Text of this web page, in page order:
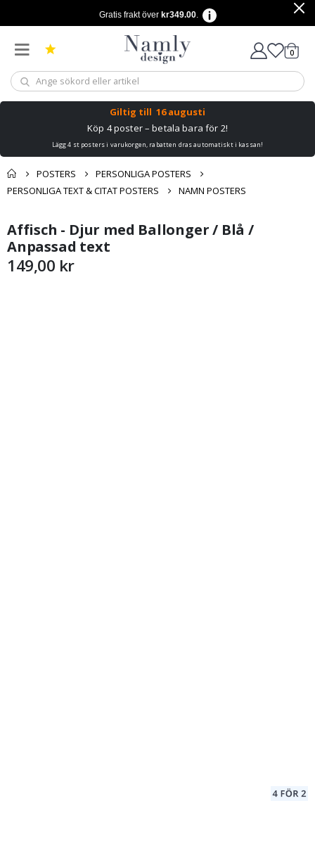
Gratis frakt över kr349.00.
0
Giltig till 16 augusti
Köp 4 poster – betala bara för 2!
Lägg 4 st posters i varukorgen, rabatten dras automatiskt i kassan!
POSTERS
PERSONLIGA POSTERS
PERSONLIGA TEXT & CITAT POSTERS
NAMN POSTERS
Du kanske också
gillar detta ✔
Kundvagn
Hoppa
till
slutet
av
Hoppa
till
början
av
Affisch - Djur med Ballonger / Blå /
Anpassad text
149,00 kr